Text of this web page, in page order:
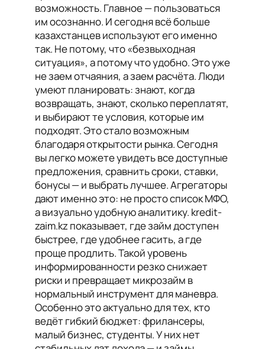
возможность. Главное — пользоваться
им осознанно. И сегодня всё больше
казахстанцев используют его именно
так. Не потому, что «безвыходная
ситуация», а потому что удобно. Это уже
не заем отчаяния, а заем расчёта. Люди
умеют планировать: знают, когда
возвращать, знают, сколько переплатят,
и выбирают те условия, которые им
подходят. Это стало возможным
благодаря открытости рынка. Сегодня
вы легко можете увидеть все доступные
предложения, сравнить сроки, ставки,
бонусы — и выбрать лучшее. Агрегаторы
дают именно это: не просто список МФО,
а визуально удобную аналитику. kredit-
zaim.kz показывает, где займ доступен
быстрее, где удобнее гасить, а где
проще продлить. Такой уровень
информированности резко снижает
риски и превращает микрозайм в
нормальный инструмент для маневра.
Особенно это актуально для тех, кто
ведёт гибкий бюджет: фрилансеры,
малый бизнес, студенты. У них нет